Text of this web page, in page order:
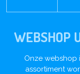
WEBSHOP
Onze webshop
assortiment